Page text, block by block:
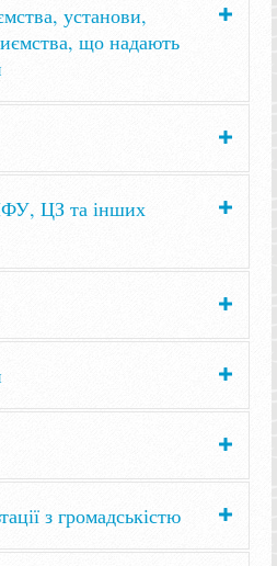
установи,
що надають
ЦЗ та інших
з громадськістю